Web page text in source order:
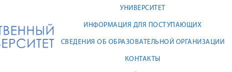
УНИВЕРСИТЕТ
ИНФОРМАЦИЯ ДЛЯ ПОСТУПАЮЩИХ
СВЕДЕНИЯ ОБ ОБРАЗОВАТЕЛЬНОЙ ОРГАНИЗАЦИИ
КОНТАКТЫ